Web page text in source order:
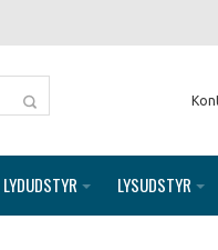
LYDUDSTYR LYSUDSTYR